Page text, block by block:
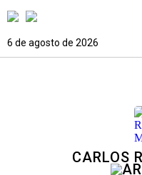
6 de agosto de 2026
CARLOS